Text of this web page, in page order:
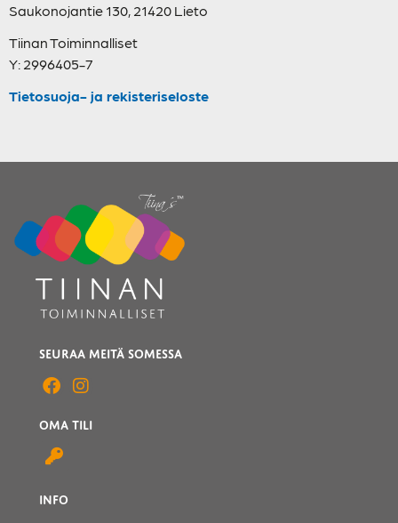
Saukonojantie 130, 21420 Lieto
Tiinan Toiminnalliset
Y: 2996405-7
Tietosuoja- ja rekisteriseloste
SEURAA MEITÄ SOMESSA
OMA TILI
INFO